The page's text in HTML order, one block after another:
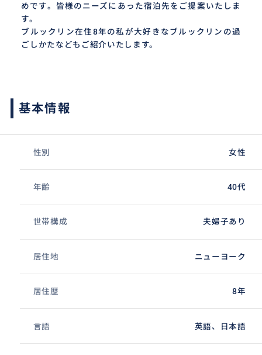
めです。皆様のニーズにあった宿泊先をご提案いたしま
す。
ブルックリン在住8年の私が大好きなブルックリンの過
ごしかたなどもご紹介いたします。
基本情報
性別 女性
年齢 40代
世帯構成 夫婦子あり
居住地 ニューヨーク
居住歴 8年
言語 英語、日本語